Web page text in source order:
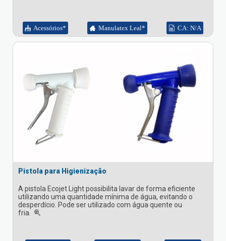
Acessórios* Manulatex Leal* CA: N/A
Pistola para Higienização
A pistola Ecojet Light possibilita lavar de forma eficiente
utilizando uma quantidade mínima de água, evitando o
desperdício. Pode ser utilizado com água quente ou
fria.